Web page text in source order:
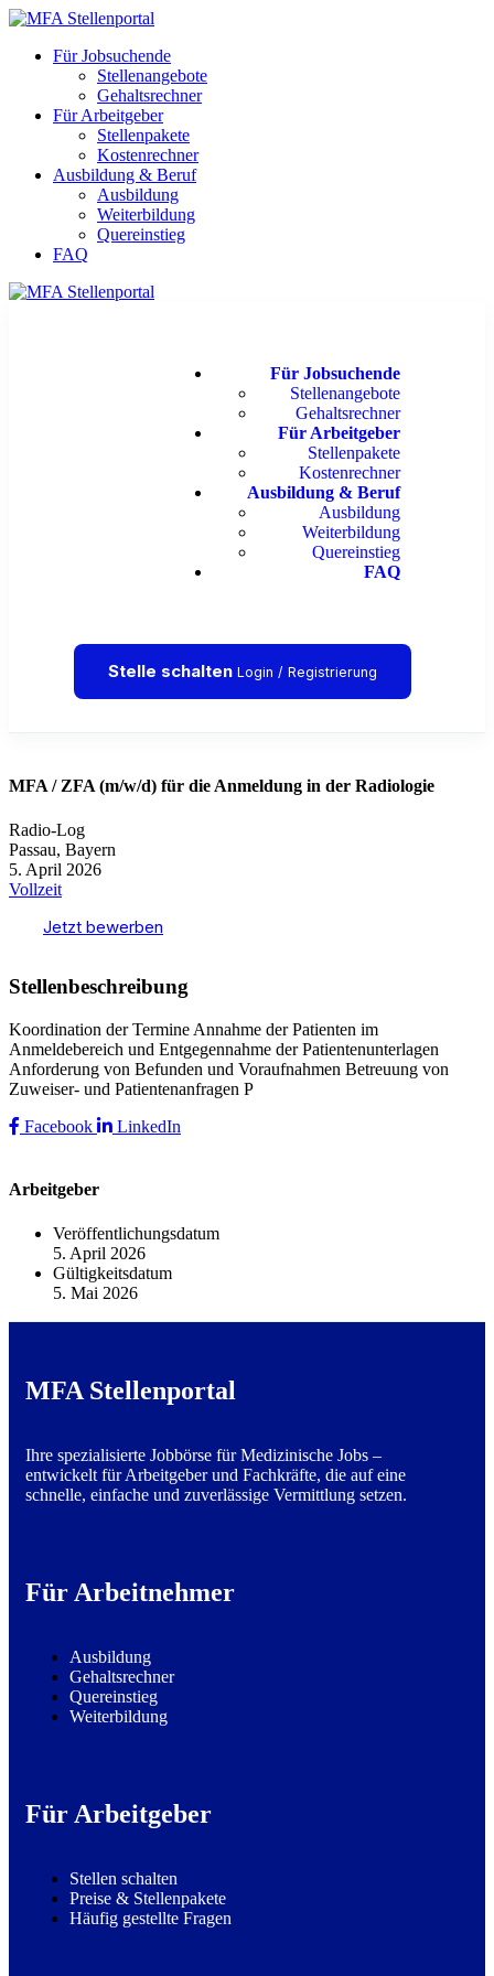
Für Jobsuchende
Stellenangebote
Gehaltsrechner
Für Arbeitgeber
Stellenpakete
Kostenrechner
Ausbildung & Beruf
Ausbildung
Weiterbildung
Quereinstieg
FAQ
Für Jobsuchende
Stellenangebote
Gehaltsrechner
Für Arbeitgeber
Stellenpakete
Kostenrechner
Ausbildung & Beruf
Ausbildung
Weiterbildung
Quereinstieg
FAQ
Stelle schalten Login / Registrierung
MFA / ZFA (m/w/d) für die Anmeldung in der Radiologie
Radio-Log
Passau, Bayern
5. April 2026
Vollzeit
Jetzt bewerben
Stellenbeschreibung
Koordination der Termine Annahme der Patienten im
Anmeldebereich und Entgegennahme der Patientenunterlagen
Anforderung von Befunden und Voraufnahmen Betreuung von
Zuweiser- und Patientenanfragen P
Facebook
LinkedIn
Arbeitgeber
Veröffentlichungsdatum
5. April 2026
Gültigkeitsdatum
5. Mai 2026
MFA Stellenportal
Ihre spezialisierte Jobbörse für Medizinische Jobs –
entwickelt für Arbeitgeber und Fachkräfte, die auf eine
schnelle, einfache und zuverlässige Vermittlung setzen.
Für Arbeitnehmer
Ausbildung
Gehaltsrechner
Quereinstieg
Weiterbildung
Für Arbeitgeber
Stellen schalten
Preise & Stellenpakete
Häufig gestellte Fragen